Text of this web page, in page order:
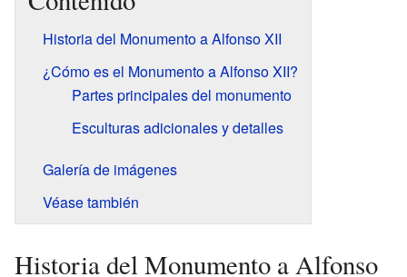
Historia del Monumento a Alfonso XII
¿Cómo es el Monumento a Alfonso XII?
Partes principales del monumento
Esculturas adicionales y detalles
Galería de imágenes
Véase también
Historia del Monumento a Alfonso